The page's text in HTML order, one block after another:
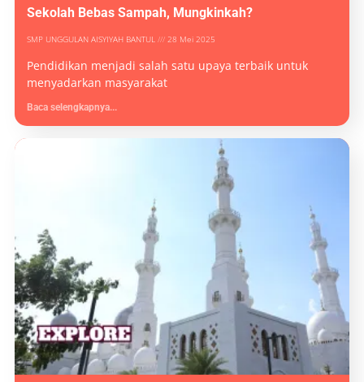
Sekolah Bebas Sampah, Mungkinkah?
SMP UNGGULAN AISYIYAH BANTUL 28 Mei 2025
Pendidikan menjadi salah satu upaya terbaik untuk
menyadarkan masyarakat
Baca selengkapnya...